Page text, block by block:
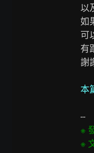
以
如
可
有
謝
本
※
※